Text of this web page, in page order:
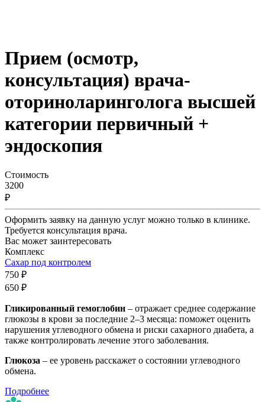
Прием (осмотр,
консультация) врача-
оториноларинголога высшей
категории первичный +
эндоскопия
Стоимость
3200
₽
Оформить заявку на данную услуг можно только в клинике.
Требуется консультация врача.
Вас может заинтересовать
Комплекс
Сахар под контролем
750 ₽
650 ₽
Гликированный гемоглобин – отражает среднее содержание
глюкозы в крови за последние 2–3 месяца: поможет оценить
нарушения углеводного обмена и риски сахарного диабета, а
также контролировать лечение этого заболевания.
Глюкоза – ее уровень расскажет о состоянии углеводного
обмена.
Подробнее